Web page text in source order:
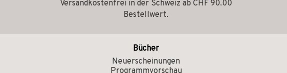
Versandkostenfrei in der Schweiz ab CHF 90.00
Bestellwert.
Bücher
Neuerscheinungen
Programmvorschau